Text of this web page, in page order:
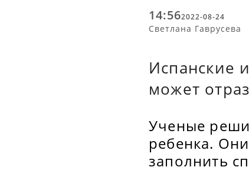
14:562022-08-24
Светлана Гаврусева
Испанские
может
Ученые
ребенка.
заполнить